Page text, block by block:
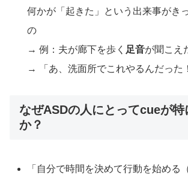
何かが「起きた」という出来事がき
の
→ 例：夫が廊下を歩く 足音が聞こえ
→ 「あ、洗面所でこれやるんだった
なぜASDの人にとってcueが特
か？
「自分で時間を決めて行動を始める